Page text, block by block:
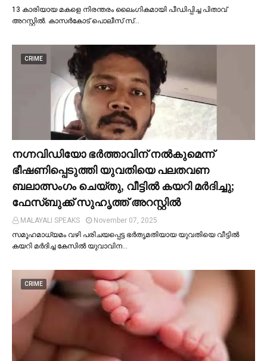
13 കാരിയായ മകളെ നിരന്തരം ലൈംഗികമായി പീഡിപ്പിച്ച പിതാവ്
അറസ്റ്റില്‍. കാസർകോട് പൊലീസ് സ്…
CRIME
നഗ്നവിഡിയോ ഭര്‍ത്താവിന് നല്‍കുമെന്ന്
ഭീഷണിപ്പെടുത്തി യുവതിയെ പലതവണ
ബലാത്സംഗം ചെയ്തു, വീട്ടില്‍ കയറി മര്‍ദിച്ചു;
ഫേസ്ബുക്ക് സുഹൃത്ത് അറസ്റ്റില്‍
MALAYALI SPEAKS
November 07, 2025
സമൂഹമാധ്യമം വഴി പരിചയപ്പെട്ട ഭർതൃമതിയായ യുവതിയെ വീട്ടില്‍
കയറി മർദിച്ച കേസില്‍ യുവാവിന…
CRIME